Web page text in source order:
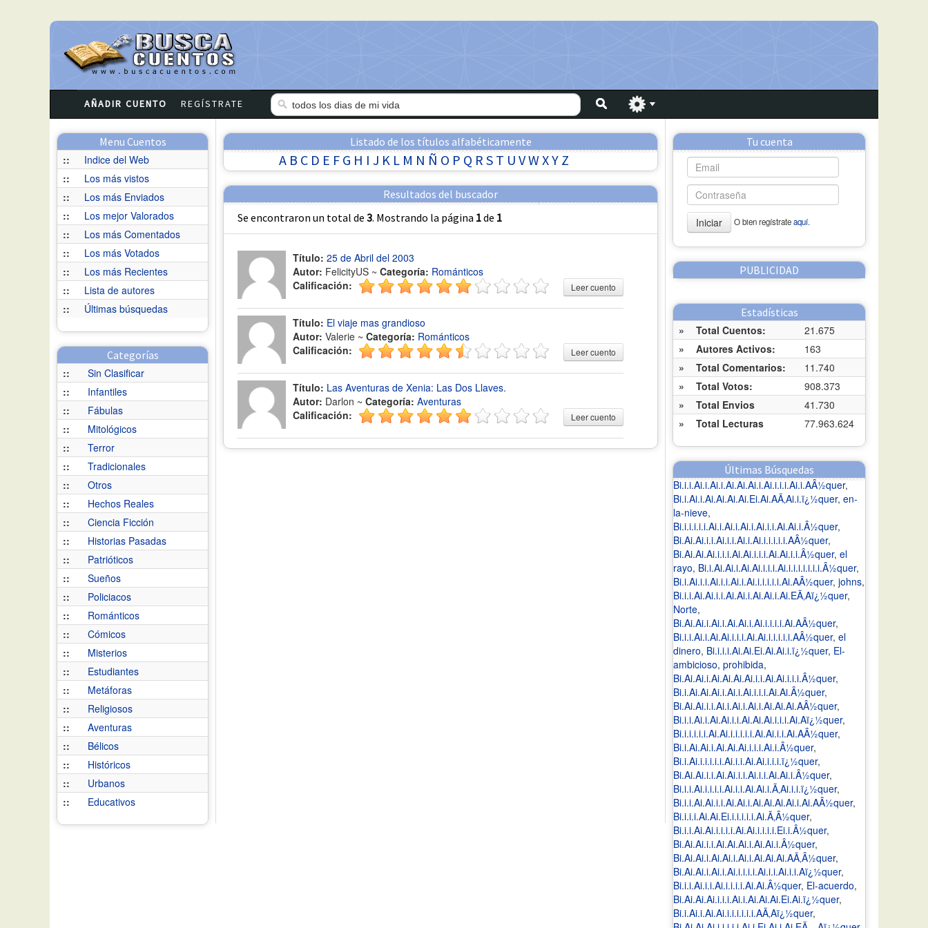
AÑADIR CUENTO REGÍSTRATE
Menu Cuentos
::
Indice del Web
::
Los más vistos
::
Los más Enviados
::
Los mejor Valorados
::
Los más Comentados
::
Los más Votados
::
Los más Recientes
::
Lista de autores
::
Últimas búsquedas
Categorías
::
Sin Clasificar
::
Infantiles
::
Fábulas
::
Mitológicos
::
Terror
::
Tradicionales
::
Otros
::
Hechos Reales
::
Ciencia Ficción
::
Historias Pasadas
::
Patrióticos
::
Sueños
::
Policiacos
::
Románticos
::
Cómicos
::
Misterios
::
Estudiantes
::
Metáforas
::
Religiosos
::
Aventuras
::
Bélicos
::
Históricos
::
Urbanos
::
Educativos
Listado de los títulos alfabéticamente
A B C D E F G H I J K L M N Ñ O P Q R S T U VWXY Z
Resultados del buscador
Se encontraron un total de 3. Mostrando la página 1de 1
Título: 25 de Abril del 2003
Autor: FelicityUS ~ Categoría: Románticos
Calificación:
Leer cuento
Título: El viaje mas grandioso
Autor: Valerie ~ Categoría: Románticos
Calificación:
Leer cuento
Título: Las Aventuras de Xenia: Las Dos Llaves.
Autor: Darlon ~ Categoría: Aventuras
Calificación:
Leer cuento
Tu cuenta
Iniciar O bien regístrateaquí.
PUBLICIDAD
Estadísticas
»
Total Cuentos:
21.675
»
Autores Activos:
163
»
Total Comentarios:
11.740
»
Total Votos:
908.373
»
Total Envios
41.730
»
Total Lecturas 77.963.624
Últimas Búsquedas
Bi.i.i.Ai.i.Ai.i.Ai.Ai.Ai.i.Ai.i.i.i.Ai.i.AÂ½quer,
Bi.i.Ai.i.Ai.Ai.Ai.Ai.Ei.Ai.AÃ‚Ai.i.ï¿½quer, en-
la-nieve,
Bi.i.i.i.i.i.Ai.i.Ai.i.Ai.i.Ai.i.i.Ai.Ai.i.Â½quer,
Bi.Ai.Ai.i.i.Ai.i.i.Ai.i.Ai.i.i.i.i.i.AÂ½quer,
Bi.Ai.Ai.Ai.i.i.i.Ai.Ai.i.i.i.Ai.Ai.i.i.Â½quer, el
rayo, Bi.i.Ai.Ai.i.Ai.Ai.i.i.i.Ai.i.i.i.i.i.i.i.Â½quer,
Bi.i.Ai.i.i.Ai.i.i.Ai.i.Ai.i.i.i.i.i.Ai.AÂ½quer, johns,
Bi.i.i.Ai.Ai.i.i.Ai.Ai.i.Ai.Ai.i.Ai.EÃ‚Aï¿½quer,
Norte,
Bi.Ai.Ai.i.Ai.i.Ai.Ai.i.Ai.i.i.i.i.Ai.AÂ½quer,
Bi.i.i.Ai.i.Ai.Ai.i.i.i.Ai.Ai.i.i.i.i.i.AÂ½quer, el
dinero, Bi.i.i.i.Ai.Ai.Ei.Ai.Ai.i.ï¿½quer, El-
ambicioso, prohibida,
Bi.Ai.Ai.i.Ai.Ai.Ai.Ai.i.i.Ai.Ai.i.i.i.Â½quer,
Bi.i.Ai.Ai.Ai.i.Ai.i.Ai.i.i.i.Ai.Ai.Â½quer,
Bi.Ai.Ai.i.i.Ai.i.Ai.i.Ai.i.Ai.Ai.Ai.AÂ½quer,
Bi.i.i.Ai.i.Ai.Ai.i.i.Ai.Ai.Ai.i.i.i.Ai.Aï¿½quer,
Bi.i.i.i.i.i.Ai.Ai.i.i.i.i.i.Ai.Ai.i.i.Ai.AÂ½quer,
Bi.i.Ai.Ai.i.Ai.Ai.Ai.i.i.i.Ai.i.Â½quer,
Bi.i.Ai.i.i.i.i.i.Ai.i.i.Ai.Ai.i.i.i.ï¿½quer,
Bi.Ai.Ai.i.i.Ai.Ai.i.i.Ai.i.i.Ai.Ai.i.Â½quer,
Bi.i.i.Ai.i.i.i.i.Ai.i.i.Ai.Ai.i.Ã‚Ai.i.i.ï¿½quer,
Bi.i.i.Ai.Ai.i.i.Ai.Ai.i.Ai.Ai.Ai.Ai.i.Ai.AÂ½quer,
Bi.i.i.i.Ai.Ai.Ei.i.i.i.i.i.Ai.Ã‚Â½quer,
Bi.i.i.Ai.Ai.i.i.i.i.Ai.Ai.i.i.i.i.Ei.i.Â½quer,
Bi.Ai.Ai.i.i.Ai.Ai.Ai.i.Ai.Ai.i.Â½quer,
Bi.Ai.Ai.i.Ai.Ai.i.Ai.i.Ai.Ai.Ai.AÃ‚Â½quer,
Bi.Ai.Ai.i.Ai.i.Ai.i.i.i.i.Ai.i.i.Ai.i.i.Aï¿½quer,
Bi.i.i.Ai.i.i.Ai.i.i.i.i.Ai.Ai.Â½quer, El-acuerdo,
Bi.Ai.Ai.Ai.i.i.i.Ai.i.Ai.Ai.Ai.Ei.Ai.ï¿½quer,
Bi.i.Ai.i.Ai.Ai.i.i.i.i.i.i.AÃ‚Aï¿½quer,